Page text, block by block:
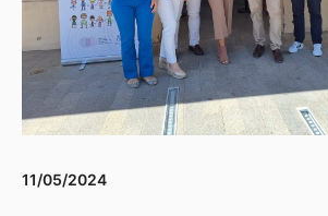
11/05/2024